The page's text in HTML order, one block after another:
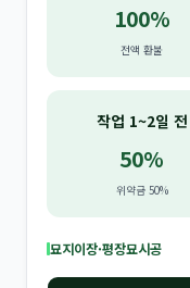
100%
전액 환불
작업 1~2일 전
50%
위약금 50%
묘지이장·평장묘시공